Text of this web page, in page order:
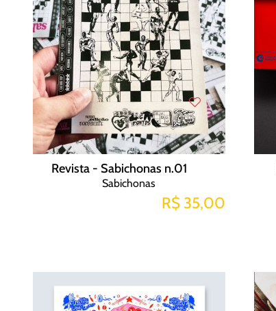
Revista - Sabichonas n.01
Sabichonas
R$ 35,00